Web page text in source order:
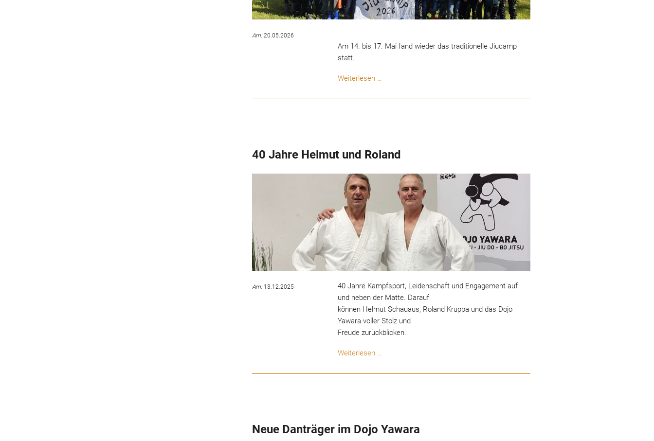
Am: 20.05.2026
Am 14. bis 17. Mai fand wieder das traditionelle Jiucamp
statt.
Weiterlesen …
40 Jahre Helmut und Roland
Am: 13.12.2025
40 Jahre Kampfsport, Leidenschaft und Engagement auf
und neben der Matte. Darauf
können Helmut Schauaus, Roland Kruppa und das Dojo
Yawara voller Stolz und
Freude zurückblicken.
Weiterlesen …
Helmut
Neue Danträger im Dojo Yawara